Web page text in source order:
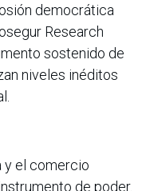
democrática
Research
sostenido de
niveles inéditos
y el comercio
de poder.